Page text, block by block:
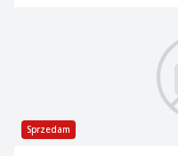
Sprzedam